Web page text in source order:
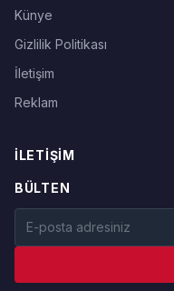
Künye
Gizlilik Politikası
İletişim
Reklam
İLETIŞIM
BÜLTEN